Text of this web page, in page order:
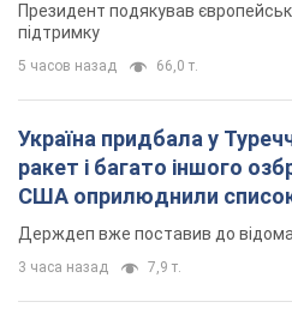
Президент подякував
підтримку
5 часов назад 66,0 т.
Україна придбала у
ракет і багато іншого
США оприлюднили
Держдеп вже поставив до
3 часа назад 7,9 т.